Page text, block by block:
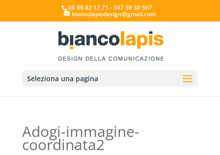
06 89 82 12 71 - 347 39 30 567
biancolapisdesign@gmail.com
Seleziona una pagina
Adogi-immagine-
coordinata2